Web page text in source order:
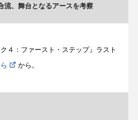
流、舞台となるアースを考察
４：ファースト・ステップ』ラスト
から。